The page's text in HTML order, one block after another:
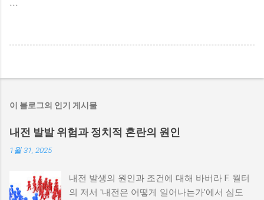
```
이 블로그의 인기 게시물
내전 발발 위험과 정치적 혼란의 원인
1월 31, 2025
내전 발생의 원인과 조건에 대해 바버라 F. 월터
의 저서 '내전은 어떻게 일어나는가'에서 심도